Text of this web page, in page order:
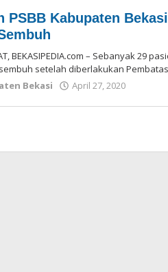
PSBB Kabupaten
BEKASIPEDIA.com – Sebanyak 29
setelah diberlakukan
Bekasi April 27, 2020